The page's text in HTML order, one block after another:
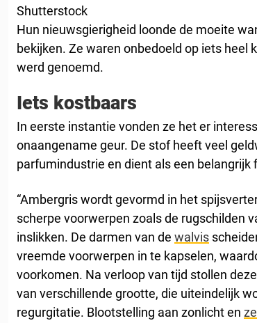
Shutterstock
Hun nieuwsgierigheid loonde de moeite
bekijken. Ze waren onbedoeld op iets
werd genoemd.
Iets kostbaars
In eerste instantie vonden ze het er
onaangename geur. De stof heeft veel
parfumindustrie en dient als een belangrijk
“Ambergris wordt gevormd in het
scherpe voorwerpen zoals de rugschilden
inslikken. De darmen van de walvis
vreemde voorwerpen in te kapselen,
voorkomen. Na verloop van tijd stollen
van verschillende grootte, die uiteindelijk
regurgitatie. Blootstelling aan zonlicht en